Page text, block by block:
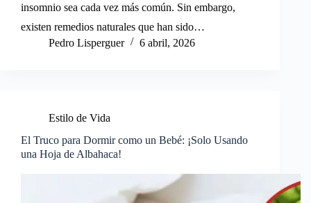
insomnio sea cada vez más común. Sin embargo,
existen remedios naturales que han sido…
Pedro Lisperguer
6 abril, 2026
Estilo de Vida
El Truco para Dormir como un Bebé: ¡Solo Usando
una Hoja de Albahaca!